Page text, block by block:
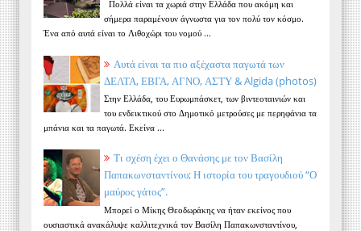
Πολλά είναι τα χωριά στην Ελλάδα που ακόμη και
σήμερα παραμένουν άγνωστα για τον πολύ τον κόσμο.
Ένα από αυτά είναι το Λιθοχώρι του νομού ...
Αυτά είναι τα πιο αξέχαστα παγωτά των
ΔΕΛΤΑ, ΕΒΓΑ, ΑΓΝΟ, ΑΣΤΥ & Algida (photos)
Στην Ελλάδα, του Ευρωμπάσκετ, των βιντεοταινιών και
του ενδεικτικού στο Δημοτικό μετρούσες με περηφάνια τα
μπάνια και τα παγωτά. Εκείνα ...
Τι σχέση έχει ο Θανάσης με τον Βασίλη
Παπακωνσταντίνου; Η ιστορία του τραγουδιού “Ο
μαύρος γάτος”.
Μπορεί ο Μίκης Θεοδωράκης να ήταν εκείνος που
ουσιαστικά ανακάλυψε καλλιτεχνικά τον Βασίλη Παπακωνσταντίνου,